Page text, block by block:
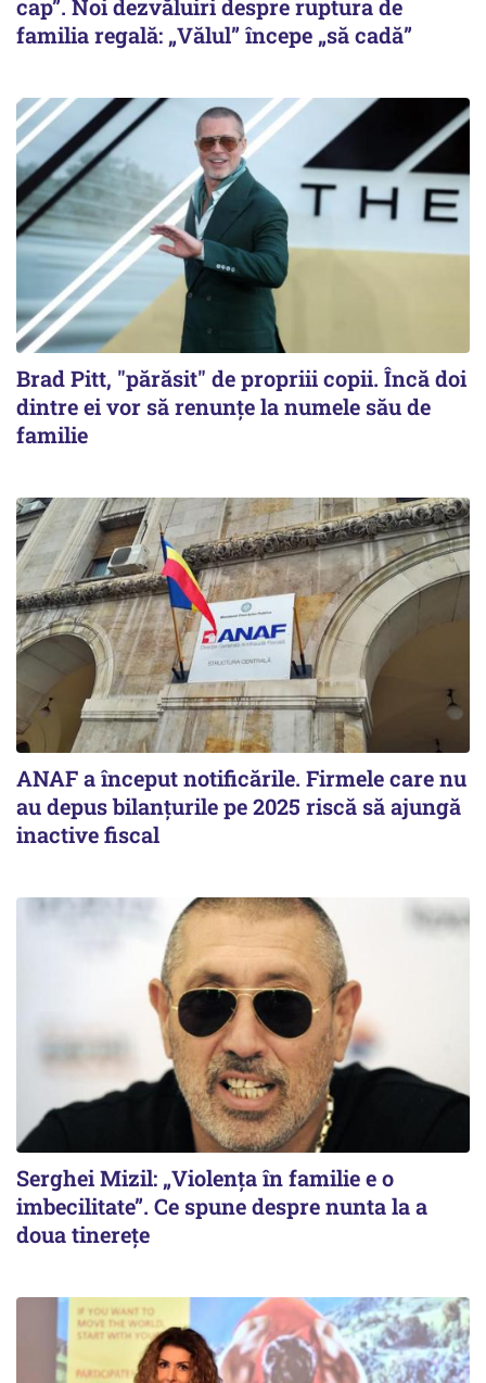
cap”. Noi dezvăluiri despre ruptura de
familia regală: „Vălul” începe „să cadă”
Brad Pitt, "părăsit" de propriii copii. Încă doi
dintre ei vor să renunțe la numele său de
familie
ANAF a început notificările. Firmele care nu
au depus bilanțurile pe 2025 riscă să ajungă
inactive fiscal
Serghei Mizil: „Violența în familie e o
imbecilitate”. Ce spune despre nunta la a
doua tinerețe